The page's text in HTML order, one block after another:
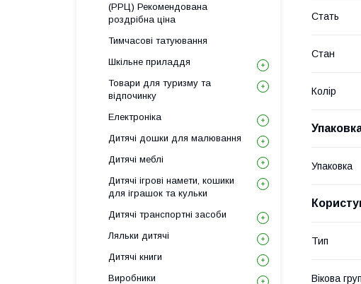
Стать
Стан
Колір
Упаковка
Тип
Вікова
(РРЦ) Рекомендована
роздрібна ціна
Тимчасові татуювання
Шкільне приладдя
Товари для туризму та
відпочинку
Електроніка
Дитячі дошки для малювання
Дитячі меблі
Дитячі ігрові намети, кошики
для іграшок та кульки
Дитячі транспортні засоби
Ляльки дитячі
Дитячі книги
Виробники